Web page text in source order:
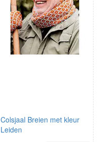
Colsjaal Breien met kleur
Leiden